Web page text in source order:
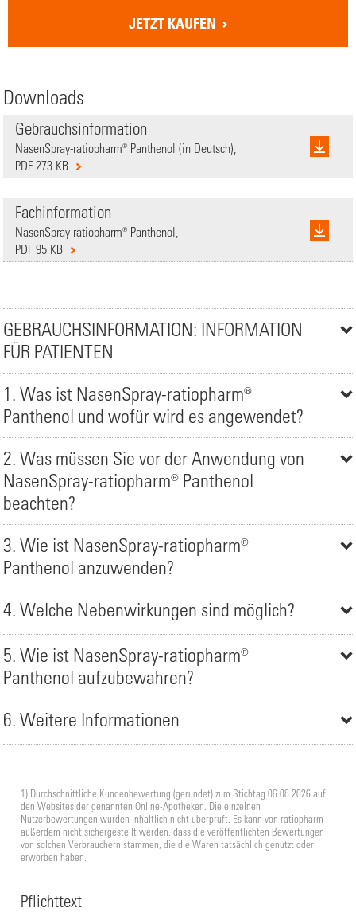
JETZT KAUFEN
Downloads
Gebrauchsinformation
NasenSpray-ratiopharm® Panthenol (in Deutsch),
PDF 273 KB
Fachinformation
NasenSpray-ratiopharm® Panthenol,
PDF 95 KB
GEBRAUCHSINFORMATION: INFORMATION
FÜR PATIENTEN
1. Was ist NasenSpray-ratiopharm®
Panthenol und wofür wird es angewendet?
2. Was müssen Sie vor der Anwendung von
NasenSpray-ratiopharm® Panthenol
beachten?
3. Wie ist NasenSpray-ratiopharm®
Panthenol anzuwenden?
4. Welche Nebenwirkungen sind möglich?
5. Wie ist NasenSpray-ratiopharm®
Panthenol aufzubewahren?
6. Weitere Informationen
1) Durchschnittliche Kundenbewertung (gerundet) zum Stichtag 06.08.2026 auf
den Websites der genannten Online-Apotheken. Die einzelnen
Nutzerbewertungen wurden inhaltlich nicht überprüft. Es kann von ratiopharm
außerdem nicht sichergestellt werden, dass die veröffentlichten Bewertungen
von solchen Verbrauchern stammen, die die Waren tatsächlich genutzt oder
erworben haben.
Pflichttext